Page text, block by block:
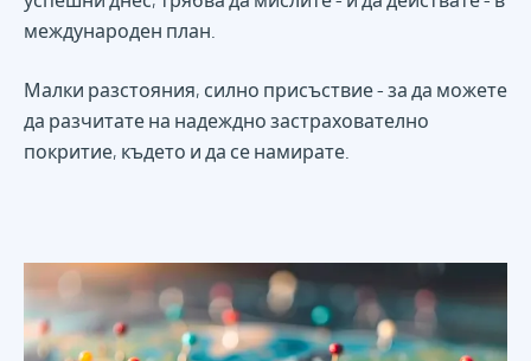
международен план.
Малки разстояния, силно присъствие - за да можете
да разчитате на надеждно застрахователно
покритие, където и да се намирате.